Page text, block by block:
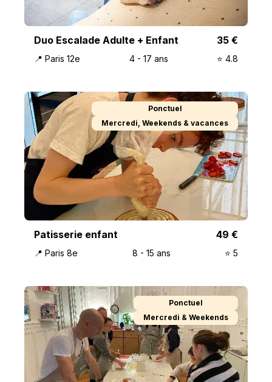
Duo Escalade Adulte + Enfant 35 €
📍 Paris 12e 4- 17 ans ⭐️ 4.8
Ponctuel
Mercredi, Weekends & vacances
Patisserie enfant 49 €
📍 Paris 8e 8 - 15 ans ⭐️ 5
Ponctuel
Mercredi & Weekends